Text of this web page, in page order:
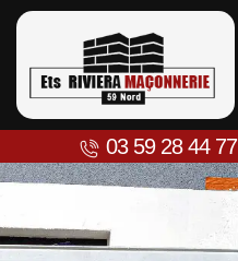
03 59 28 44 77